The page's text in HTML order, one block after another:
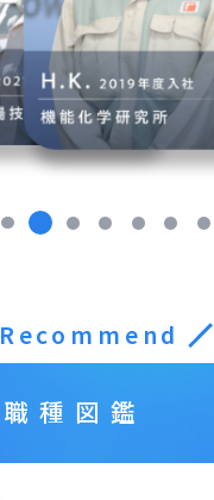
Recommend／
職種図鑑